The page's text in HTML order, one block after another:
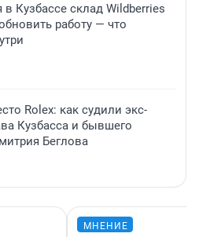
Кузбассе склад Wildberries
работу — что
Rolex: как судили экс-
Кузбасса и бывшего
Беглова
МНЕНИЕ